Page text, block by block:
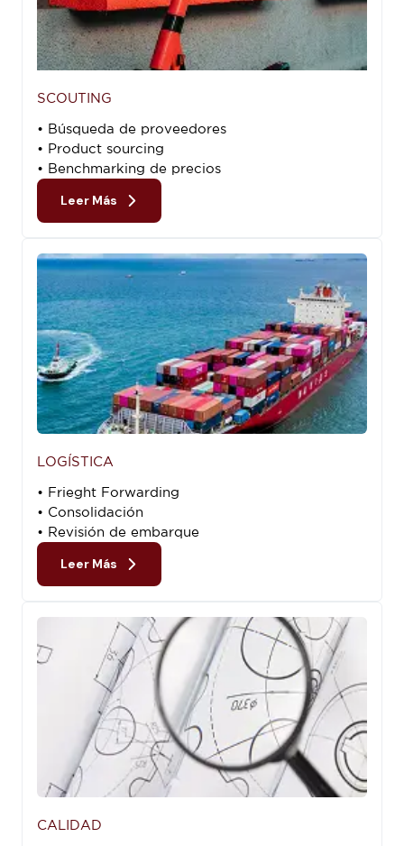
SCOUTING
• Búsqueda de proveedores
• Product sourcing
• Benchmarking de precios
Leer Más
LOGÍSTICA
• Frieght Forwarding
• Consolidación
• Revisión de embarque
Leer Más
CALIDAD